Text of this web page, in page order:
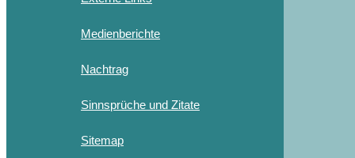
Medienberichte
Nachtrag
Sinnsprüche und Zitate
Sitemap